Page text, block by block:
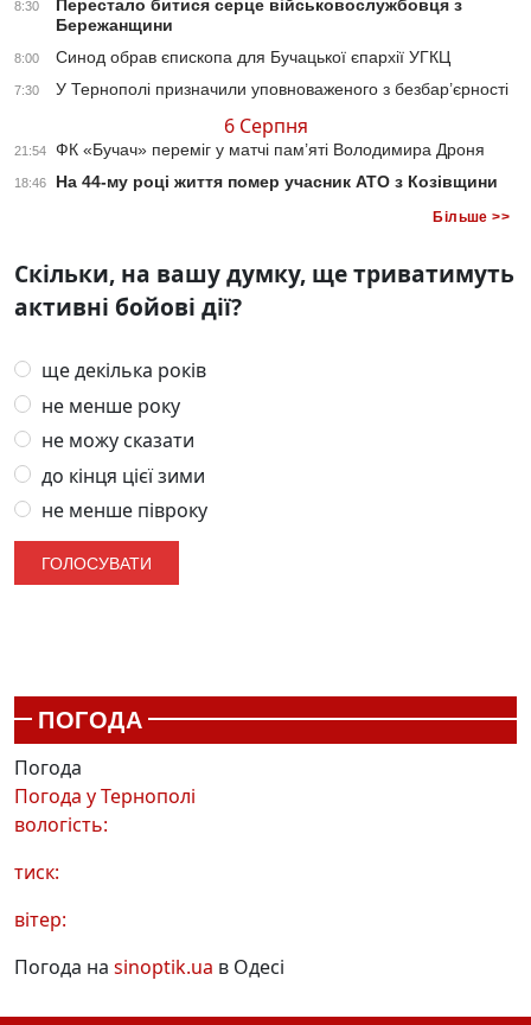
8:30
Перестало битися серце військовослужбовця з
Бережанщини
8:00 Синод обрав єпископа для Бучацької єпархії УГКЦ
7:30 У Тернополі призначили уповноваженого з безбар’єрності
6 Серпня
21:54 ФК «Бучач» переміг у матчі пам’яті Володимира Дроня
18:46 На 44-му році життя помер учасник АТО з Козівщини
Більше >>
Скільки, на вашу думку, ще триватимуть
активні бойові дії?
ще декілька років
не менше року
не можу сказати
до кінця цієї зими
не менше півроку
ПОГОДА
Погода
Погода уТернополі
вологість:
тиск:
вітер:
Погода на sinoptik.ua в Одесі